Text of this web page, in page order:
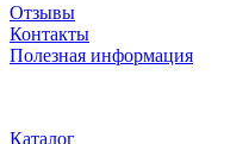
Отзывы
Контакты
Полезная информация
Каталог